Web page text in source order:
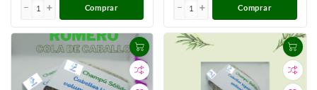
Comprar Comprar